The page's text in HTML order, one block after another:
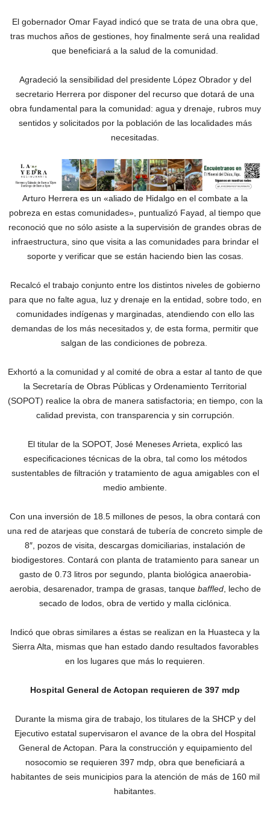
El gobernador Omar Fayad indicó que se trata de una obra que,
tras muchos años de gestiones, hoy finalmente será una realidad
que beneficiará a la salud de la comunidad.
Agradeció la sensibilidad del presidente López Obrador y del
secretario Herrera por disponer del recurso que dotará de una
obra fundamental para la comunidad: agua y drenaje, rubros muy
sentidos y solicitados por la población de las localidades más
necesitadas.
Arturo Herrera es un «aliado de Hidalgo en el combate a la
pobreza en estas comunidades», puntualizó Fayad, al tiempo que
reconoció que no sólo asiste a la supervisión de grandes obras de
infraestructura, sino que visita a las comunidades para brindar el
soporte y verificar que se están haciendo bien las cosas.
Recalcó el trabajo conjunto entre los distintos niveles de gobierno
para que no falte agua, luz y drenaje en la entidad, sobre todo, en
comunidades indígenas y marginadas, atendiendo con ello las
demandas de los más necesitados y, de esta forma, permitir que
salgan de las condiciones de pobreza.
Exhortó a la comunidad y al comité de obra a estar al tanto de que
la Secretaría de Obras Públicas y Ordenamiento Territorial
(SOPOT) realice la obra de manera satisfactoria; en tiempo, con la
calidad prevista, con transparencia y sin corrupción.
El titular de la SOPOT, José Meneses Arrieta, explicó las
especificaciones técnicas de la obra, tal como los métodos
sustentables de filtración y tratamiento de agua amigables con el
medio ambiente.
Con una inversión de 18.5 millones de pesos, la obra contará con
una red de atarjeas que constará de tubería de concreto simple de
8″, pozos de visita, descargas domiciliarias, instalación de
biodigestores. Contará con planta de tratamiento para sanear un
gasto de 0.73 litros por segundo, planta biológica anaerobia-
aerobia, desarenador, trampa de grasas, tanque baffled, lecho de
secado de lodos, obra de vertido y malla ciclónica.
Indicó que obras similares a éstas se realizan en la Huasteca y la
Sierra Alta, mismas que han estado dando resultados favorables
en los lugares que más lo requieren.
Hospital General de Actopan requieren de 397 mdp
Durante la misma gira de trabajo, los titulares de la SHCP y del
Ejecutivo estatal supervisaron el avance de la obra del Hospital
General de Actopan. Para la construcción y equipamiento del
nosocomio se requieren 397 mdp, obra que beneficiará a
habitantes de seis municipios para la atención de más de 160 mil
habitantes.